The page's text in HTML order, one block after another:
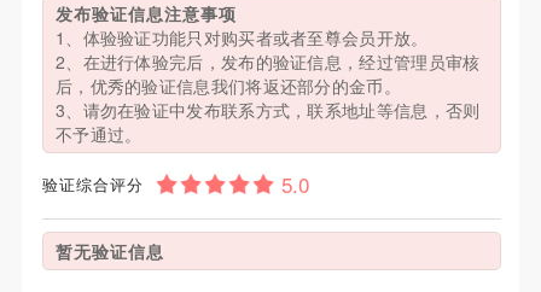
发布验证信息注意事项
1、体验验证功能只对购买者或者至尊会员开放。
2、在进行体验完后，发布的验证信息，经过管理员审核
后，优秀的验证信息我们将返还部分的金币。
3、请勿在验证中发布联系方式，联系地址等信息，否则
不予通过。
验证综合评分
暂无验证信息